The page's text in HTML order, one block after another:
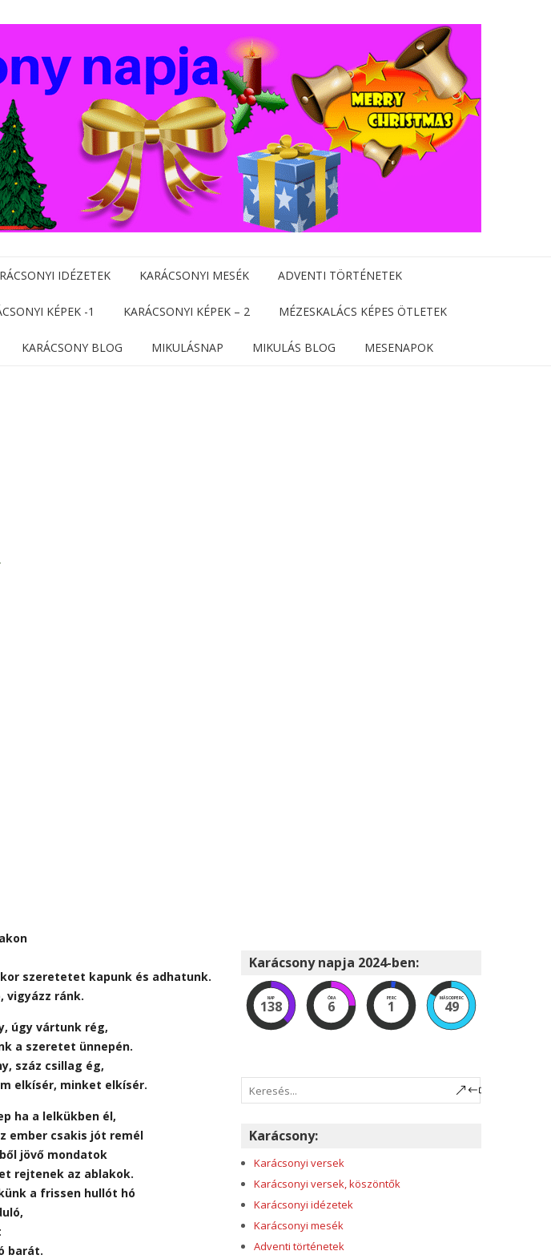
IDÉZETEK KARÁCSONYI MESÉK ADVENTI TÖRTÉNETEK
KÉPEK -1 KARÁCSONYI KÉPEK – 2 MÉZESKALÁCS KÉPES ÖTLETEK
KARÁCSONY BLOG MIKULÁSNAP MIKULÁS BLOG MESENAPOK
szeretetet kapunk és adhatunk.
vigyázz ránk.
úgy vártunk rég,
a szeretet ünnepén.
száz csillag ég,
elkísér, minket elkísér.
ha a lelkükben él,
ember csakis jót remél
jövő mondatok
rejtenek az ablakok.
a frissen hullót hó
barát.
Karácsony napja 2024-ben:
NAP
138
ÓRA
6
PERC
1
MÁSODPERC
48
Karácsony:
Karácsonyi versek
Karácsonyi versek, köszöntők
Karácsonyi idézetek
Karácsonyi mesék
Adventi történetek